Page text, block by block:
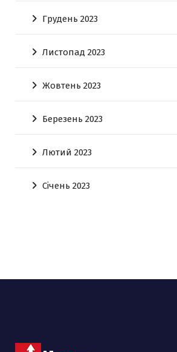
Грудень 2023
Листопад 2023
Жовтень 2023
Березень 2023
Лютий 2023
Січень 2023